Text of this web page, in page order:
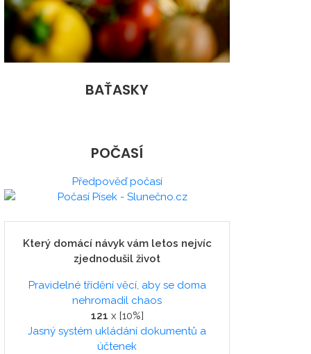
BAŤASKY
POČASÍ
Předpověď počasí
Který domácí návyk vám letos nejvíc
zjednodušil život
Pravidelné třídění věcí, aby se doma
nehromadil chaos
121 x [10%]
Jasný systém ukládání dokumentů a
účtenek